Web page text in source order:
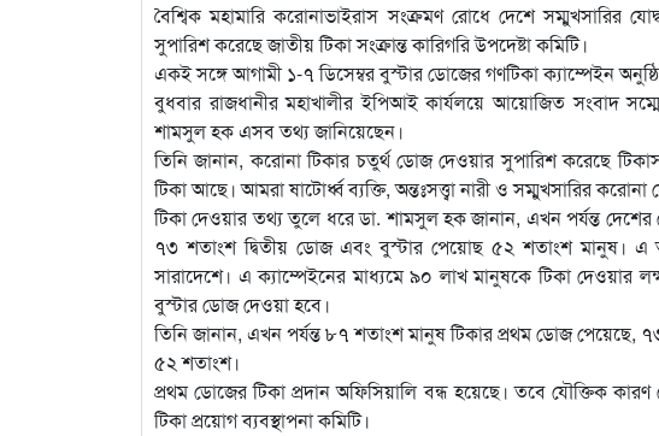
বৈশ্বিক মহামারি করোনাভাইরাস সংক্রমণ রোধে দেশে সম্মুখসারির
সুপারিশ করেছে জাতীয় টিকা সংক্রান্ত কারিগরি উপদেষ্টা কমিটি।
একই সঙ্গে আগামী ১-৭ ডিসেম্বর বুস্টার ডোজের গণটিকা ক্যাম্পেইন
বুধবার রাজধানীর মহাখালীর ইপিআই কার্যলয়ে আয়োজিত সংবাদ
শামসুল হক এসব তথ্য জানিয়েছেন।
তিনি জানান, করোনা টিকার চতুর্থ ডোজ দেওয়ার সুপারিশ করেছে
টিকা আছে। আমরা ষাটোর্ধ্ব ব্যক্তি, অন্তঃসত্ত্বা নারী ও সম্মুখসারির
টিকা দেওয়ার তথ্য তুলে ধরে ডা. শামসুল হক জানান, এখন পর্যন্ত
৭৩ শতাংশ দ্বিতীয় ডোজ এবং বুস্টার পেয়োছ ৫২ শতাংশ মানুষ। এ
সারাদেশে। এ ক্যাম্পেইনের মাধ্যমে ৯০ লাখ মানুষকে টিকা দেওয়ার
বুস্টার ডোজ দেওয়া হবে।
তিনি জানান, এখন পর্যন্ত ৮৭ শতাংশ মানুষ টিকার প্রথম ডোজ পেয়েছে,
৫২ শতাংশ।
প্রথম ডোজের টিকা প্রদান অফিসিয়ালি বন্ধ হয়েছে। তবে যৌক্তিক
টিকা প্রয়োগ ব্যবস্থাপনা কমিটি।